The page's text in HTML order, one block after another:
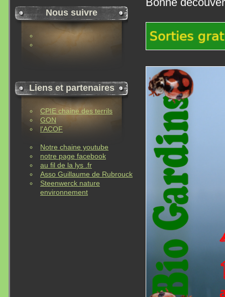
Nous suivre
Liens et partenaires
CPIE chaine des terrils
GON
l'ACOF
Notre chaine youtube
notre page facebook
au fil de la lys .fr
Asso Guillaume de Rubrouck
Steenwerck nature
environnement